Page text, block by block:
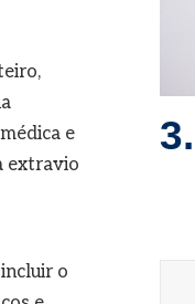
e
extravio
o